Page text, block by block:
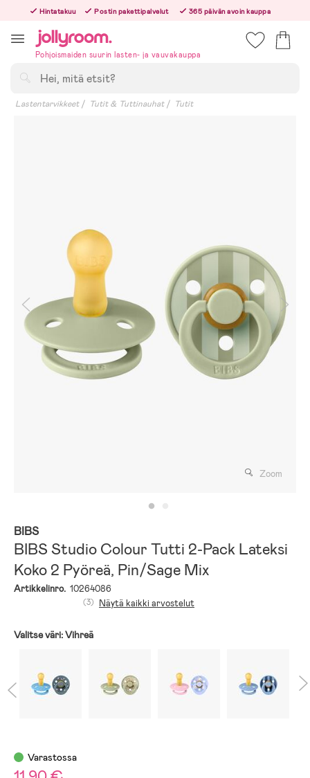
Hoppa
innehållet
Hintatakuu Postin pakettipalvelut
365 päivän avoin kauppa
Tilaa arkisin ennen klo 13.00 – lähetämme tilauksen jo samana päivänä!
Pohjoismaiden suurin lasten- ja vauvakauppa
Lastentarvikkeet Tutit & Tuttinauhat Tutit
Zoom
BIBS
BIBS Studio Colour Tutti 2-Pack Lateksi
Koko 2 Pyöreä, Pin/Sage Mix
Artikkelinro. 10264086
(3) Näytä kaikki arvostelut
Valitse väri:Vihreä
Varastossa